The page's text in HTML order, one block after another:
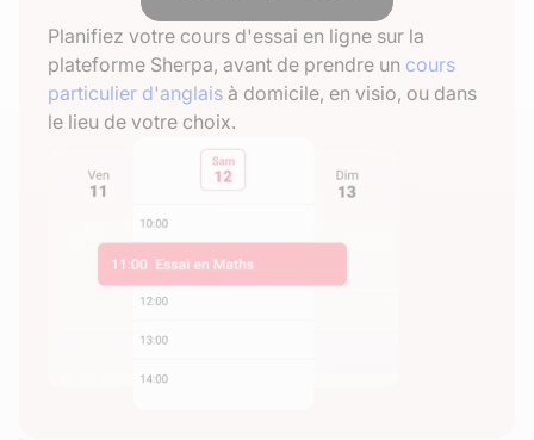
Planifiez votre cours d'essai en ligne sur la
plateforme Sherpa, avant de prendre un cours
particulier d'anglais à domicile, en visio, ou dans
le lieu de votre choix.